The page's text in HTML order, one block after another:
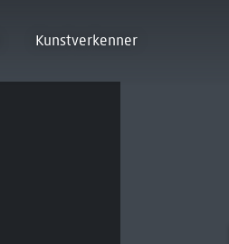
Kunstverkenner